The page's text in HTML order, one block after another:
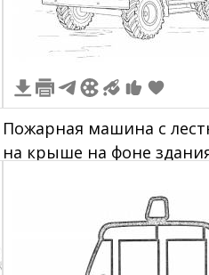
Пожарная машина с
на крыше на фоне